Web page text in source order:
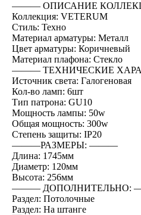
――― ОПИСАНИЕ
Коллекция: VETERUM
Стиль: Техно
Материал арматуры: Металл
Цвет арматуры: Коричневый
Материал плафона: Стекло
――― ТЕХНИЧЕСКИЕ
Источник света: Галогеновая
Кол-во ламп: 6шт
Тип патрона: GU10
Мощность лампы: 50w
Общая мощность: 300w
Степень защиты: IP20
―――РАЗМЕРЫ: ―――
Длина: 1745мм
Диаметр: 120мм
Высота: 256мм
――― ДОПОЛНИТЕЛЬНО:
Раздел: Потолочные
Раздел: На штанге